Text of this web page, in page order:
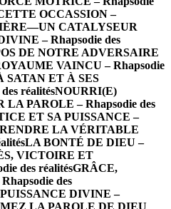
OCCASSION –
CATALYSEUR
– Rhapsodie des
DE NOTRE ADVERSAIRE
VAINCU – Rhapsodie
SATAN ET À SES
réalitésNOURRI(E)
PAROLE – Rhapsodie des
ET SA PUISSANCE –
LA VÉRITABLE
LA BONTÉ DE DIEU –
VICTOIRE ET
des réalitésGRÂCE,
des
DIVINE –
LA PAROLE DE DIEU